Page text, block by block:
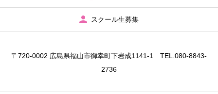
スクール生募集
〒720-0002 広島県福山市御幸町下岩成1141‐1 TEL.080-8843-
2736